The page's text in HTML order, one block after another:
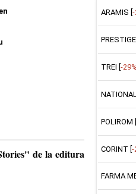
de la editura
ARAMIS [ -
PRESTIGE [
TREI [ -29%
NATIONAL [
POLIROM [
CORINT [-
FARMA